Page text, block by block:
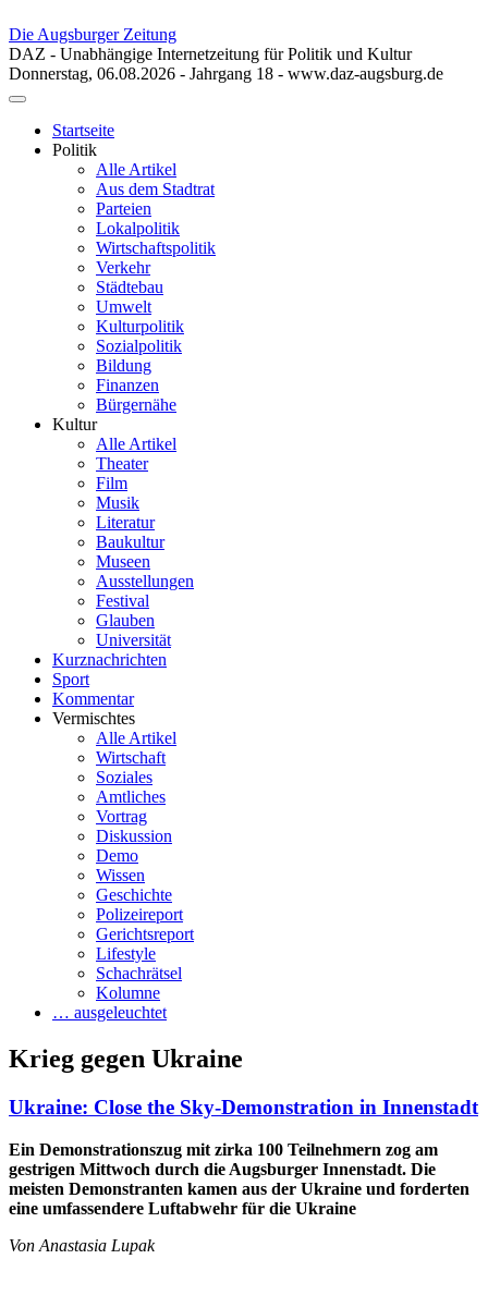
Die Augsburger Zeitung
DAZ - Unabhängige Internetzeitung für Politik und Kultur
Donnerstag, 06.08.2026 - Jahrgang 18 - www.daz-augsburg.de
Toggle
navigationStartseite
Politik
Alle Artikel
Aus dem Stadtrat
Parteien
Lokalpolitik
Wirtschaftspolitik
Verkehr
Städtebau
Umwelt
Kulturpolitik
Sozialpolitik
Bildung
Finanzen
Bürgernähe
Kultur
Alle Artikel
Theater
Film
Musik
Literatur
Baukultur
Museen
Ausstellungen
Festival
Glauben
Universität
Kurznachrichten
Sport
Kommentar
Vermischtes
Alle Artikel
Wirtschaft
Soziales
Amtliches
Vortrag
Diskussion
Demo
Wissen
Geschichte
Polizeireport
Gerichtsreport
Lifestyle
Schachrätsel
Kolumne
… ausgeleuchtet
Krieg gegen Ukraine
Ukraine: Close the Sky-Demonstration in Innenstadt
Ein Demonstrationszug mit zirka 100 Teilnehmern zog am
gestrigen Mittwoch durch die Augsburger Innenstadt. Die
meisten Demonstranten kamen aus der Ukraine und forderten
eine umfassendere Luftabwehr für die Ukraine
Von Anastasia Lupak